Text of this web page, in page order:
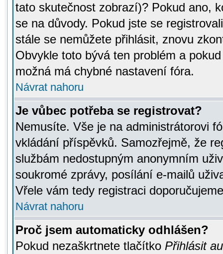
tato skutečnost zobrazí)? Pokud ano,
se na důvody. Pokud jste se
stále se nemůžete přihlásit, znovu
Obvykle toto bývá ten problém a
možná má chybné nastavení fóra.
Návrat nahoru
Je vůbec potřeba se registrovat?
Nemusíte. Vše je na administrátorovi
vkládání příspěvků. Samozřejmě, že
službám nedostupným anonymním
soukromé zprávy, posílání e-mailů
Vřele vám tedy registraci
Návrat nahoru
Proč jsem automaticky odhlášen?
Pokud nezaškrtnete tlačítko Přihlásit